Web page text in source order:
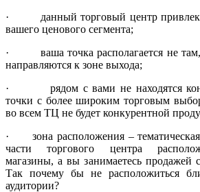
· данный торговый центр
вашего ценового сегмента;
· ваша точка располагается не там,
направляются к зоне выхода;
· рядом с вами не находятся
точки с более широким торговым
во всем ТЦ не будет конкурентной
· зона расположения –
части торгового центра
магазины, а вы занимаетесь продажей
Так почему бы не расположиться
аудитории?